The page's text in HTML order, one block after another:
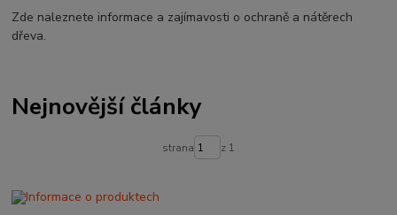
Zde naleznete informace a zajímavosti o ochraně a nátěrech
dřeva.
Nejnovější články
strana z 1